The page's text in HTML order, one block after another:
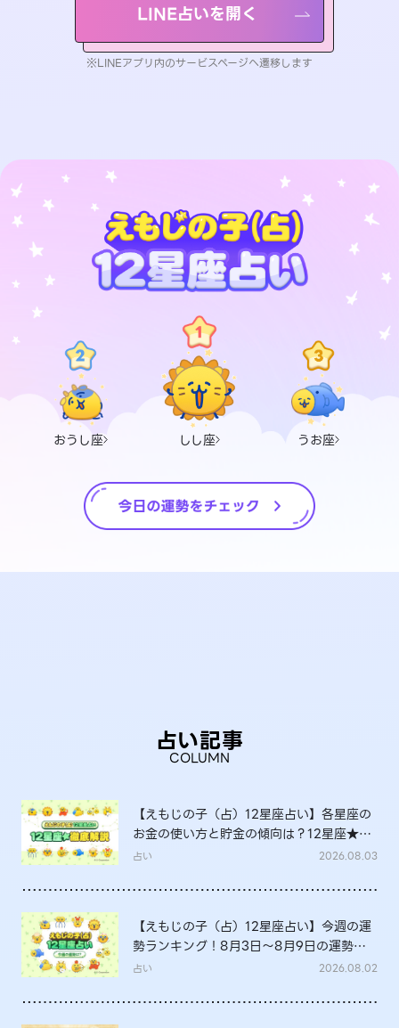
LINE占いを開く
※LINEアプリ内のサービスページへ遷移します
おうし座 しし座 うお座
占い記事
COLUMN
【えもじの子（占）12星座占い】各星座の
お金の使い方と貯金の傾向は？12星座★徹
底解説
占い 2026.08.03
【えもじの子（占）12星座占い】今週の運
勢ランキング！8月3日～8月9日の運勢
は？
占い 2026.08.02